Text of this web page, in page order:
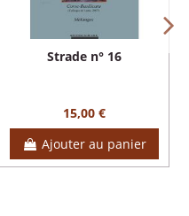
Strade n° 16
15,00 €
Ajouter au panier